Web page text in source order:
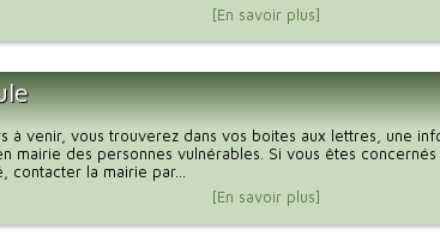
[En savoir plus]
à venir, vous trouverez dans vos boites aux lettres, une
mairie des personnes vulnérables. Si vous êtes
contacter la mairie par...
[En savoir plus]